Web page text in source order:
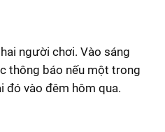
người chơi. Vào sáng
thông báo nếu một trong
đó vào đêm hôm qua.